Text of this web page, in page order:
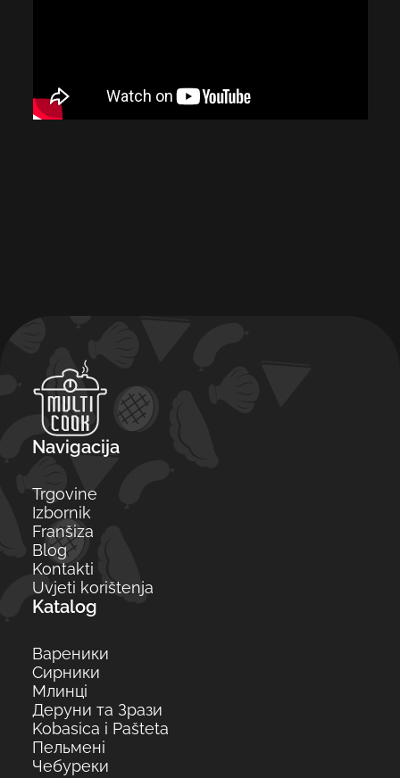
Navigacija
Trgovine
Izbornik
Franšiza
Blog
Kontakti
Uvjeti korištenja
Katalog
Вареники
Сирники
Млинці
Деруни та Зрази
Kobasica i Pašteta
Пельмені
Чебуреки